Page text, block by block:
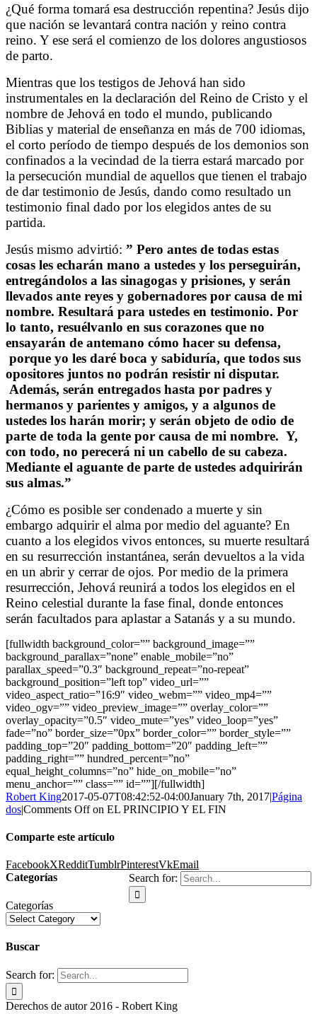
¿Qué forma tomará esa destrucción repentina? Jesús dijo
que nación se levantará contra nación y reino contra
reino. Y ese será el comienzo de los dolores angustiosos
de parto.
Mientras que los testigos de Jehová han sido
instrumentales en la declaración del Reino de Cristo y el
nombre de Jehová en todo el mundo, publicando
Biblias y material de enseñanza en más de 700 idiomas,
el corto período de tiempo después de los demonios son
confinados a la vecindad de la tierra estará marcado por
la persecución mundial de aquellos que tienen el trabajo
de dar testimonio de Jesús, dando como resultado un
testimonio final dado por los elegidos antes de su
partida.
Jesús mismo advirtió: ” Pero antes de todas estas
cosas les echarán mano a ustedes y los perseguirán,
entregándolos a las sinagogas y prisiones, y serán
llevados ante reyes y gobernadores por causa de mi
nombre. Resultará para ustedes en testimonio. Por
lo tanto, resuélvanlo en sus corazones que no
ensayarán de antemano cómo hacer su defensa,
porque yo les daré boca y sabiduría, que todos sus
opositores juntos no podrán resistir ni disputar.
Además, serán entregados hasta por padres y
hermanos y parientes y amigos, y a algunos de
ustedes los harán morir; y serán objeto de odio de
parte de toda la gente por causa de mi nombre. Y,
con todo, no perecerá ni un cabello de su cabeza.
Mediante el aguante de parte de ustedes adquirirán
sus almas.”
¿Cómo es posible ser condenado a muerte y sin
embargo adquirir el alma por medio del aguante? En
cuanto a los elegidos vivos entonces, su muerte resultará
en su resurrección instantánea, serán devueltos a la vida
en un abrir y cerrar de ojos. Por medio de la primera
resurrección, Jehová reunirá a todos los elegidos en el
Reino celestial durante la fase final, donde entonces
serán facultados para aplastar a Satanás y a su mundo.
[fullwidth background_color=”” background_image=””
background_parallax=”none” enable_mobile=”no”
parallax_speed=”0.3″ background_repeat=”no-repeat”
background_position=”left top” video_url=””
video_aspect_ratio=”16:9″ video_webm=”” video_mp4=””
video_ogv=”” video_preview_image=”” overlay_color=””
overlay_opacity=”0.5″ video_mute=”yes” video_loop=”yes”
fade=”no” border_size=”0px” border_color=”” border_style=””
padding_top=”20″ padding_bottom=”20″ padding_left=””
padding_right=”” hundred_percent=”no”
equal_height_columns=”no” hide_on_mobile=”no”
menu_anchor=”” class=”” id=””][/fullwidth]
Robert King2017-05-07T08:42:52-04:00January 7th, 2017|Página
dos|Comments Offon EL PRINCIPIO Y EL FIN
Comparte este artículo
FacebookXRedditTumblrPinterestVkEmail
Search for:
Categorías
Categorías
Buscar
Search for:
Derechos de autor 2016 - Robert King